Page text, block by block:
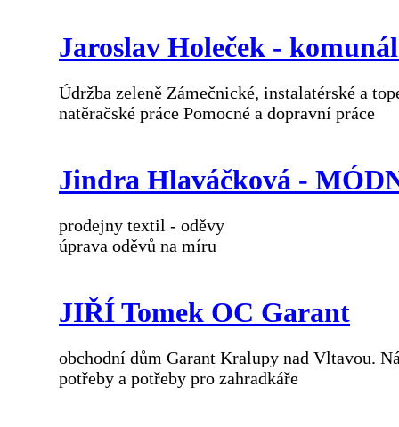
Jaroslav Holeček -
Údržba zeleně Zámečnické, instalatérské a
natěračské práce Pomocné a dopravní práce
Jindra Hlaváčková -
prodejny textil - oděvy
úprava oděvů na míru
JIŘÍ Tomek OC Garant
obchodní dům Garant Kralupy nad Vltavou.
potřeby a potřeby pro zahradkáře